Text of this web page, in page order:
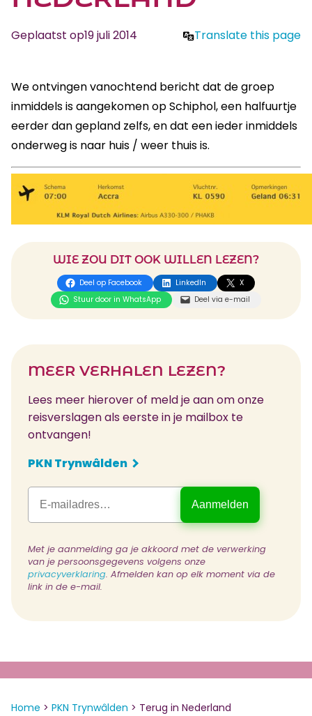
Geplaatst op19 juli 2014 Translate this page
We ontvingen vanochtend bericht dat de groep
inmiddels is aangekomen op Schiphol, een halfuurtje
eerder dan gepland zelfs, en dat een ieder inmiddels
onderweg is naar huis / weer thuis is.
WIE ZOU DIT OOK WILLEN LEZEN?
Deel op Facebook LinkedIn
X
Stuur door in WhatsApp
Deel via e-mail
MEER VERHALEN LEZEN?
Lees meer hierover of meld je aan om onze
reisverslagen als eerste in je mailbox te
ontvangen!
PKN Trynwâlden
Met je aanmelding ga je akkoord met de verwerking
van je persoonsgegevens volgens onze
privacyverklaring. Afmelden kan op elk moment via de
link in de e-mail.
Home > PKN Trynwâlden > Terug in Nederland